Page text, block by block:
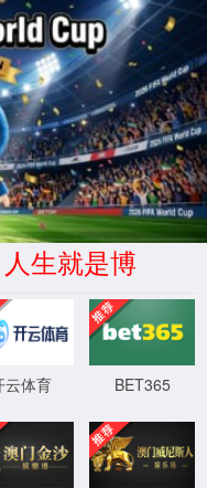
团有限公司-
问题反馈